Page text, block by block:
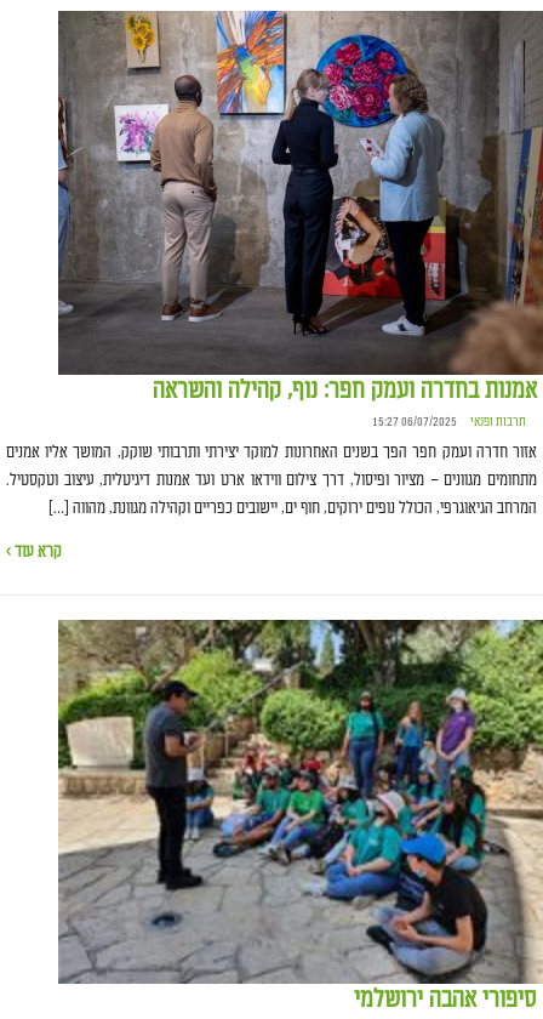
אמנות בחדרה ועמק חפר: נוף, קהילה והשראה
תרבות ופנאי 06/07/2025 15:27
אזור חדרה ועמק חפר הפך בשנים האחרונות למוקד יצירתי ותרבותי שוקק, המושך אליו אמנים
מתחומים מגוונים – מציור ופיסול, דרך צילום ווידאו ארט ועד אמנות דיגיטלית, עיצוב וטקסטיל.
המרחב הגיאוגרפי, הכולל נופים ירוקים, חוף ים, יישובים כפריים וקהילה מגוונת, מהווה […]
קרא עוד ›
סיפורי אהבה ירושלמי